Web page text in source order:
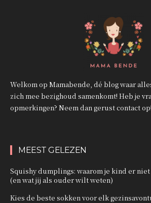
Welkom op Mamabende, dé blog waar
zich mee bezighoud samenkomt! Heb je
opmerkingen? Neem dan gerust contact op!
MEEST GELEZEN
Squishy dumplings: waarom je kind er
(en wat jij als ouder wilt weten)
Kies de beste sokken voor elk